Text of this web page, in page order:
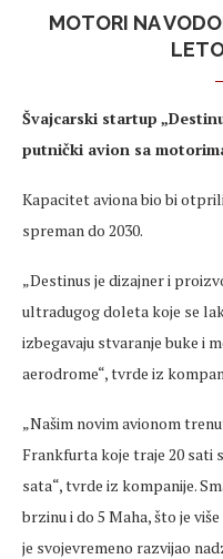
MOTORI NA
Švajcarski startup
putnički avion sa
Kapacitet aviona bio bi
spreman do 2030.
„Destinus je dizajner i
ultradugog doleta koje se
izbegavaju stvaranje buke i
aerodrome“, tvrde iz
„Našim novim avionom
Frankfurta koje traje 20 sati
sata“, tvrde iz kompanije.
brzinu i do 5 Maha, što je
je svojevremeno razvijao